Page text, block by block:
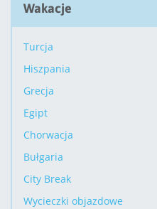
Wakacje
Turcja
Hiszpania
Grecja
Egipt
Chorwacja
Bułgaria
City Break
Wycieczki objazdowe